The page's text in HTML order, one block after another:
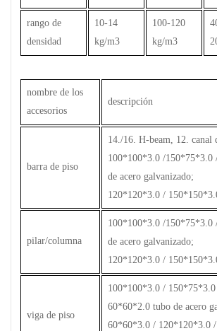
rango de
densidad
10-14
kg/m3
100-120
kg/m3
nombre de los
accesorios
descripción
barra de piso
14./16. H-beam, 12. canal
100*100*3.0 /150*75*3.0
de acero galvanizado;
120*120*3.0 /
pilar/columna
100*100*3.0 /150*75*3.0
de acero galvanizado;
120*120*3.0 /
viga de piso
100*100*3.0 /
60*60*2.0 tubo de acero
60*60*3.0 / 120*120*3.0